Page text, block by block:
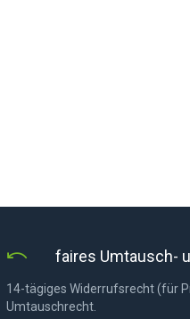
faires Umtausch-
14-tägiges Widerrufsrecht (für
Umtauschrecht.